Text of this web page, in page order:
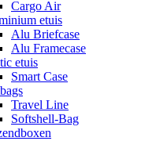
Cargo Air
etuis
Alu Briefcase
Alu Framecase
etuis
Smart Case
Travel Line
Softshell-Bag